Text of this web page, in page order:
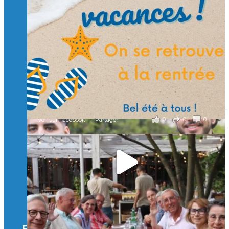
et contribuons ensemble à former les générations
d’ingénieurs de demain. 🙏
Merci à tous !
🎯 Taxe d’apprentissage 2026 : avec l'Isep, investissez pour
un numérique au service de l'humain !
À l’Isep, nous formons des ingénieurs, des bachelors, des
Mastères Spécialisés, qui allient excellence technologique et
valeurs humaines, au cœur de notre pro
...Voir plus
il y a 2 mois
0 0 0
Voir sur Facebook · Partager
🚀Afterwork à Genève 🚀
🥳 Le 22 avril dernier, 14 Alumni vivant / travaillant
en Suisse ont partagé un moment convivial de
retrouvailles et d'échanges !
Merci à tous pour votre présence et à Alexandre
CHEA pour l'organisation !